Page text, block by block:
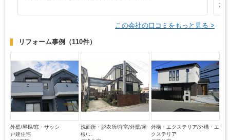
た
この会社の口コミをもっと見る >
リフォーム事例 （110件）
外壁/屋根/窓・サッシ
戸建住宅
洗面所・脱衣所/洋室/外壁/屋
根/...
外構・エクステリア/外構・エ
クステリア